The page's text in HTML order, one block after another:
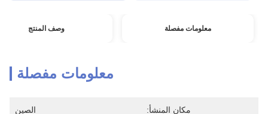
معلومات مفصلة وصف المنتج
معلومات مفصلة
مكان المنشأ: الصين